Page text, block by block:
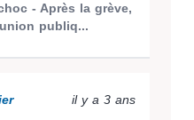
- Après la grève,
publiq...
il y a 3 ans